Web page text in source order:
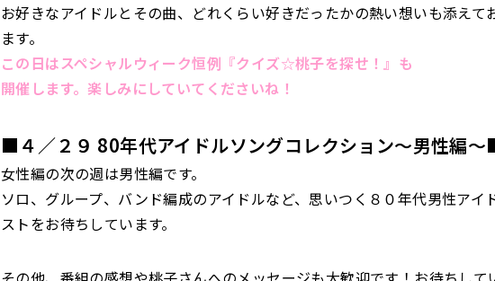
お好きなアイドルとその曲、どれくらい好きだったかの熱い想いも添えて
ます。
この日はスペシャルウィーク恒例『クイズ☆桃子を探せ！』も
開催します。楽しみにしていてくださいね！
■４／２９ 80年代アイドルソングコレクション〜男性編
女性編の次の週は男性編です。
ソロ、グループ、バンド編成のアイドルなど、思いつく８０年代男性アイ
ストをお待ちしています。